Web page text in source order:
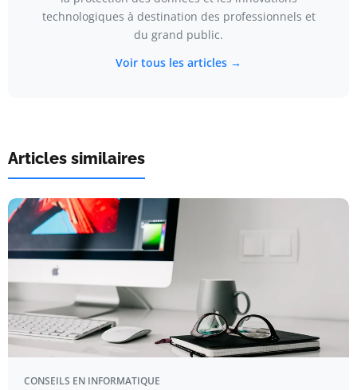
technologiques à destination des professionnels et
du grand public.
Voir tous les articles →
Articles similaires
CONSEILS EN INFORMATIQUE